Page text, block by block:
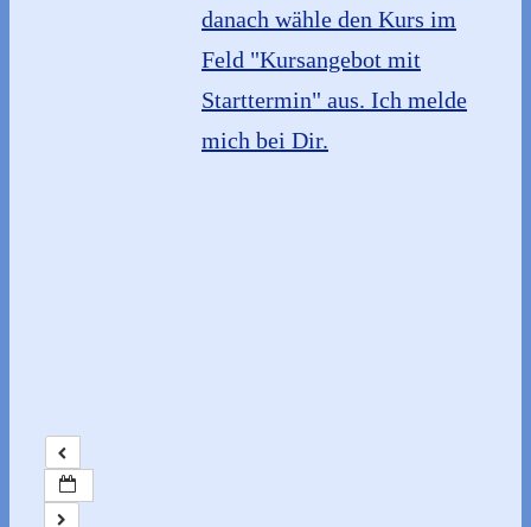
danach wähle den Kurs im
Feld "Kursangebot mit
Starttermin" aus. Ich melde
mich bei Dir.